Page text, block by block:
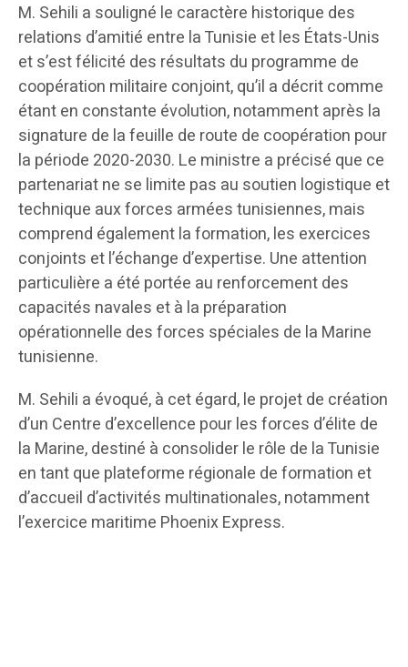
M. Sehili a souligné le caractère historique des
relations d’amitié entre la Tunisie et les États-Unis
et s’est félicité des résultats du programme de
coopération militaire conjoint, qu’il a décrit comme
étant en constante évolution, notamment après la
signature de la feuille de route de coopération pour
la période 2020-2030. Le ministre a précisé que ce
partenariat ne se limite pas au soutien logistique et
technique aux forces armées tunisiennes, mais
comprend également la formation, les exercices
conjoints et l’échange d’expertise. Une attention
particulière a été portée au renforcement des
capacités navales et à la préparation
opérationnelle des forces spéciales de la Marine
tunisienne.
M. Sehili a évoqué, à cet égard, le projet de création
d’un Centre d’excellence pour les forces d’élite de
la Marine, destiné à consolider le rôle de la Tunisie
en tant que plateforme régionale de formation et
d’accueil d’activités multinationales, notamment
l’exercice maritime Phoenix Express.